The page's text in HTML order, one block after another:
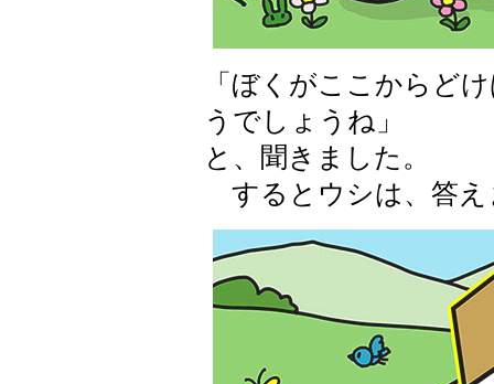
「ぼくがここからど
うでしょうね」
と、聞きました。
するとウシは、答え